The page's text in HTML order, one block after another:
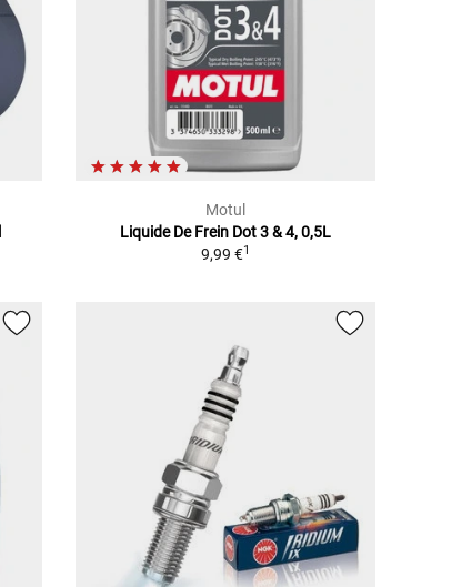
Motul
Liquide De Frein Dot 3 & 4, 0,5L
9,99 €1